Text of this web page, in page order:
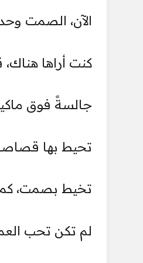
الآن، الصمت
كنت أراها هناك،
جالسةً فوق
تحيط بها
تخيط بصمت،
لم تكن تحب